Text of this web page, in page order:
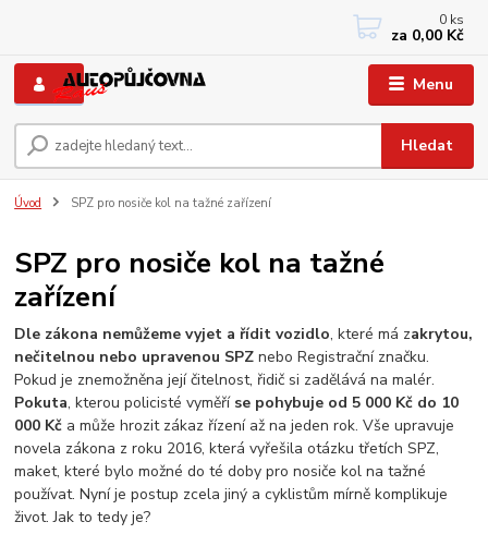
Menu
Hledat
+420 733767377
PO-PÁ: 8 - 12, 13 - 17
0 ks
za 0,00 Kč
Úvod SPZ pro nosiče kol na tažné zařízení
SPZ pro nosiče kol na tažné
zařízení
Dle zákona nemůžeme vyjet a řídit vozidlo, které má zakrytou,
nečitelnou nebo upravenou SPZ nebo Registrační značku.
Pokud je znemožněna její čitelnost, řidič si zadělává na malér.
Pokuta, kterou policisté vyměří se pohybuje od 5 000 Kč do 10
000 Kč a může hrozit zákaz řízení až na jeden rok. Vše upravuje
novela zákona z roku 2016, která vyřešila otázku třetích SPZ,
maket, které bylo možné do té doby pro nosiče kol na tažné
používat. Nyní je postup zcela jiný a cyklistům mírně komplikuje
život. Jak to tedy je?